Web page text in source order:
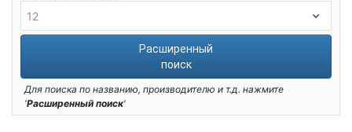
Расширенный
поиск
Для поиска по названию, производителю и т.д. нажмите
'Расширенный поиск'